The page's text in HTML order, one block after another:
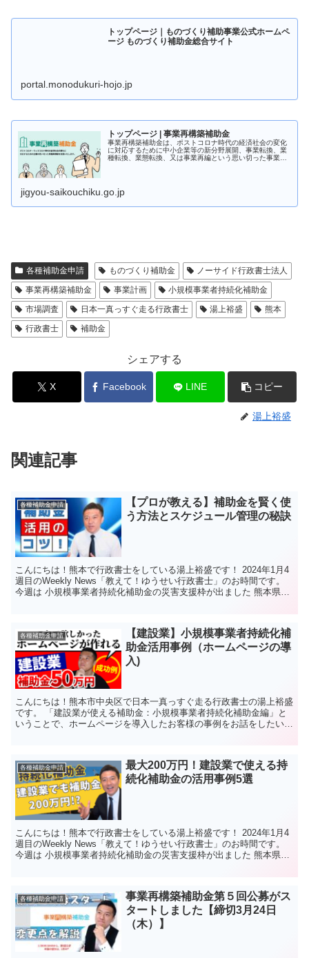
トップページ｜ものづくり補助事業公式ホームペ
ージ ものづくり補助金総合サイト
portal.monodukuri-hojo.jp
トップページ | 事業再構築補助金
事業再構築補助金は、ポストコロナ時代の経済社会の変化
に対応するために中小企業等の新分野展開、事業転換、業
種転換、業態転換、又は事業再編という思い切った事業再
jigyou-saikouchiku.go.jp
各種補助金申請 ものづくり補助金
ノーサイド行政書士法人
事業再構築補助金
事業計画
小規模事業者持続化補助金
市場調査
日本一真っすぐ走る行政書士 湯上裕盛
熊本
行政書士
補助金
シェアする
X Facebook LINE コピー
湯上裕盛
関連記事
各種補助金申請
【プロが教える】補助金を賢く使
う方法とスケジュール管理の秘訣
こんにちは！熊本で行政書士をしている湯上裕盛です！ 2024年1月4
週目のWeekly News「教えて！ゆうせい行政書士」のお時間です。
今週は 小規模事業者持続化補助金の災害支援枠が出ました 熊本県中
各種補助金申請
【建設業】小規模事業者持続化補
助金活用事例（ホームページの導
入)
こんにちは！熊本市中央区で日本一真っすぐ走る行政書士の湯上裕盛
です。 「建設業が使える補助金：小規模事業者持続化補助金編」と
いうことで、ホームページを導入したお客様の事例をお話をしたいと
各種補助金申請
最大200万円！建設業で使える持
続化補助金の活用事例5選
こんにちは！熊本で行政書士をしている湯上裕盛です！ 2024年1月4
週目のWeekly News「教えて！ゆうせい行政書士」のお時間です。
今週は 小規模事業者持続化補助金の災害支援枠が出ました 熊本県中
各種補助金申請
事業再構築補助金第５回公募がス
タートしました【締切3月24日
（木）】